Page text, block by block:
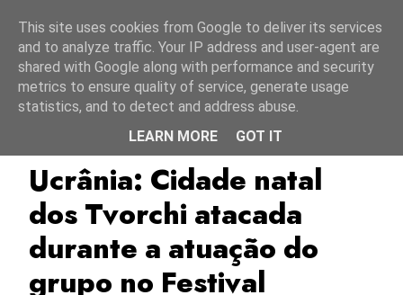
Rússia TOP
Ucrânia: Cidade natal
dos Tvorchi atacada
durante a atuação do
grupo no Festival
This site uses cookies from Google to deliver its services
and to analyze traffic. Your IP address and user-agent are
shared with Google along with performance and security
metrics to ensure quality of service, generate usage
statistics, and to detect and address abuse.
LEARN MORE
GOT IT